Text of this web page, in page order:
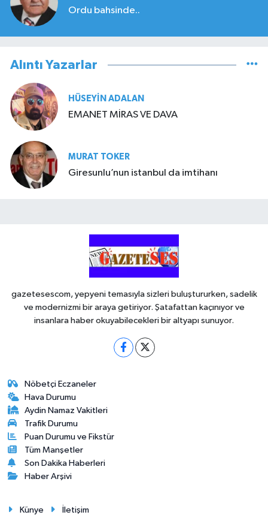
Ordu bahsinde..
Alıntı Yazarlar
HÜSEYIN ADALAN
EMANET MİRAS VE DAVA
MURAT TOKER
Giresunlu’nun istanbul da imtihanı
gazetesescom, yepyeni temasıyla sizleri buluştururken, sadelik
ve modernizmi bir araya getiriyor. Şatafattan kaçınıyor ve
insanlara haber okuyabilecekleri bir altyapı sunuyor.
Nöbetçi Eczaneler
Hava Durumu
Aydin Namaz Vakitleri
Trafik Durumu
Puan Durumu ve Fikstür
Tüm Manşetler
Son Dakika Haberleri
Haber Arşivi
Künye İletişim